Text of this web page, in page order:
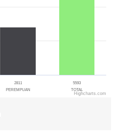
2811
PEREMPUAN
5593
TOTAL
Highcharts.com